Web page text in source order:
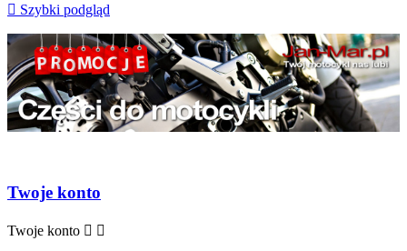
 Szybki podgląd
Twoje konto
Twoje konto  